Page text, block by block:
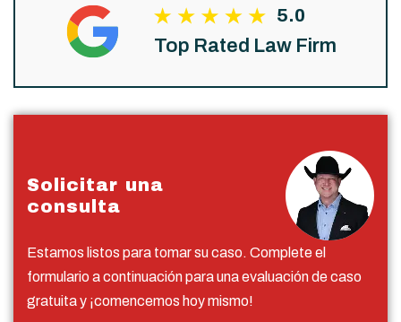
5.0
Top Rated Law Firm
Solicitar una
consulta
Estamos listos para tomar su caso. Complete el
formulario a continuación para una evaluación de caso
gratuita y ¡comencemos hoy mismo!